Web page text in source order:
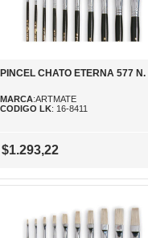
PINCEL CHATO ETERNA 577 N.
MARCA:ARTMATE
CODIGO LK: 16-8411
$1.293,22